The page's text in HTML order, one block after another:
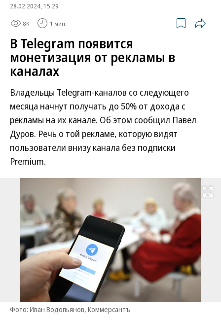
28.02.2024, 15:29
8K 1 мин.
В Telegram появится
монетизация от рекламы в
каналах
Владельцы Telegram-каналов со следующего
месяца начнут получать до 50% от дохода с
рекламы на их канале. Об этом сообщил Павел
Дуров. Речь о той рекламе, которую видят
пользователи внизу канала без подписки
Premium.
Развернуть
Фото: Иван Водопьянов, Коммерсантъ